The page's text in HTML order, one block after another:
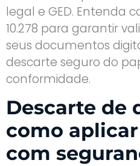
legal e GED. Entenda
10.278 para garantir
seus documentos
descarte seguro do
conformidade.
Descarte de
como aplicar
com